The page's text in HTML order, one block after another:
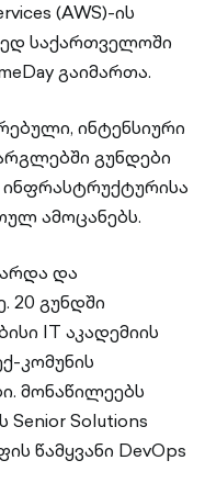
(AWS)-ის
საქართველოში
გაიმართა.
ინტენსიური
გუნდები
ამოცანებს.
და
20 გუნდში
IT აკადემიის
კომუნის
მონაწილეებს
Senior Solutions
წამყვანი DevOps